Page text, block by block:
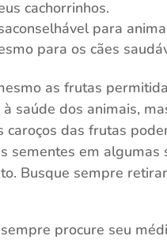
cachorrinhos.
para
para os cães
as frutas
saúde dos animais,
caroços das frutas
sementes em algumas
Busque sempre
procure seu